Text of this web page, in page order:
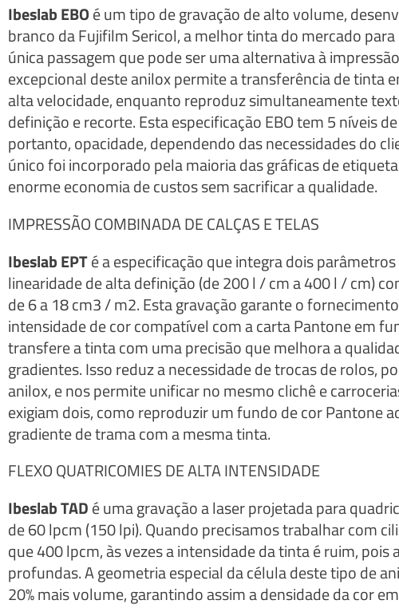
Ibeslab EBOé um tipo de gravação de alto volume,
branco da Fujifilm Sericol, a melhor tinta do mercado
única passagem que pode ser uma alternativa à
excepcional deste anilox permite a transferência de tinta
alta velocidade, enquanto reproduz simultaneamente
definição e recorte. Esta especificação EBO tem 5 níveis
portanto, opacidade, dependendo das necessidades do
único foi incorporado pela maioria das gráficas de
enorme economia de custos sem sacrificar a qualidade.
IMPRESSÃO COMBINADA DE CALÇAS E TELAS
Ibeslab EPTé a especificação que integra dois
linearidade de alta definição (de 200 l / cm a 400 l / cm)
de 6 a 18 cm3 / m2. Esta gravação garante o
intensidade de cor compatível com a carta Pantone em
transfere a tinta com uma precisão que melhora a
gradientes. Isso reduz a necessidade de trocas de rolos,
anilox, e nos permite unificar no mesmo clichê e
exigiam dois, como reproduzir um fundo de cor Pantone
gradiente de trama com a mesma tinta.
FLEXO QUATRICOMIES DE ALTA INTENSIDADE
Ibeslab TADé uma gravação a laser projetada para
de 60 lpcm (150 lpi). Quando precisamos trabalhar com
que 400 lpcm, às vezes a intensidade da tinta é ruim,
profundas. A geometria especial da célula deste tipo de
20% mais volume, garantindo assim a densidade da cor